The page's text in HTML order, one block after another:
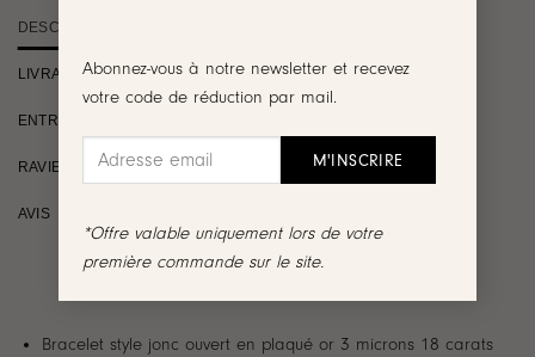
Abonnez-vous à notre newsletter et recevez
votre code de réduction par mail.
*Offre valable uniquement lors de votre
première commande sur le site.
DESCRIPTION
LIVRAISON
ENTRETIEN
RAVIE OU REMBOURSÉE
AVIS
Bracelet style jonc ouvert en plaqué or 3 microns 18 carats